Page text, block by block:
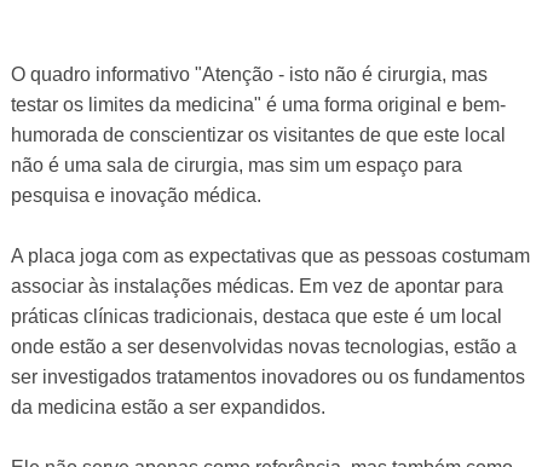
O quadro informativo "Atenção - isto não é cirurgia, mas
testar os limites da medicina" é uma forma original e bem-
humorada de conscientizar os visitantes de que este local
não é uma sala de cirurgia, mas sim um espaço para
pesquisa e inovação médica.
A placa joga com as expectativas que as pessoas costumam
associar às instalações médicas. Em vez de apontar para
práticas clínicas tradicionais, destaca que este é um local
onde estão a ser desenvolvidas novas tecnologias, estão a
ser investigados tratamentos inovadores ou os fundamentos
da medicina estão a ser expandidos.